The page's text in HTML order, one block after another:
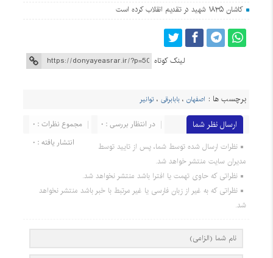
کاشان ۱۸۳۵ شهید در تقدیم انقلاب کرده است
لینک کوتاه
برچسب ها : اصفهان ،بابابرقی ،توانیر
ارسال نظر شما مجموع نظرات : 0
در انتظار بررسی : 0
انتشار یافته : 0
نظرات ارسال شده توسط شما، پس از تایید توسط
مدیران سایت منتشر خواهد شد.
نظراتی که حاوی تهمت یا افترا باشد منتشر نخواهد شد.
نظراتی که به غیر از زبان فارسی یا غیر مرتبط با خبر باشد منتشر نخواهد
شد.